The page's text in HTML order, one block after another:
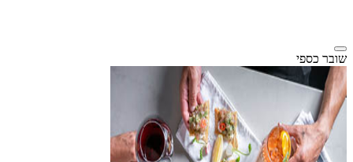
שובר כספי